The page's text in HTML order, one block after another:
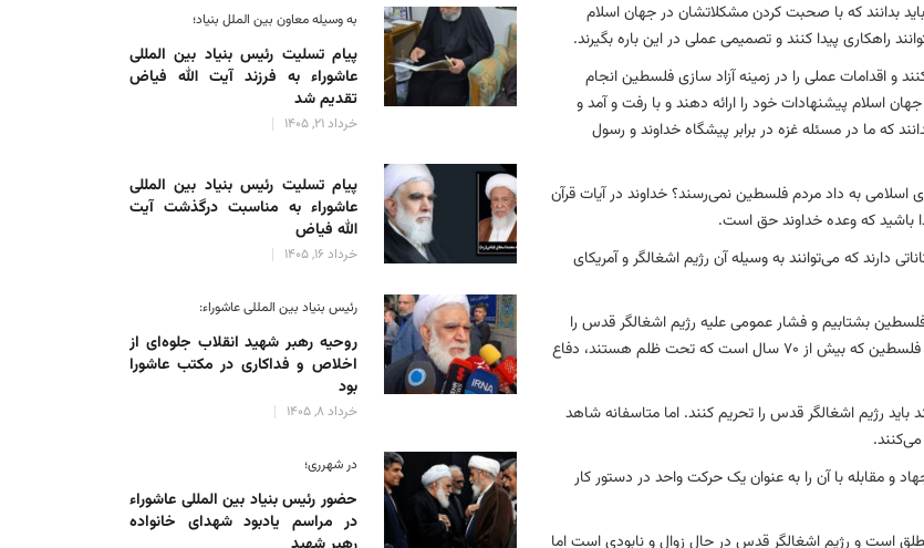
باید بدانند که با صحبت کردن مشکلاتشان در جهان اسلام
راهکاری پیدا کنند و تصمیمی عملی در این باره بگیرند.
و اقدامات عملی را در زمینه آزاد سازی فلسطین انجام
اسلام پیشنهادات خود را ارائه دهند و با رفت‌ و آمد و
که ما در مسئله غزه در برابر پیشگاه خداوند و رسول
به داد مردم فلسطین نمی‌رسند؟ خداوند در آیات قرآن
باشید که وعده خداوند حق است.
دارند که می‌توانند به وسیله آن رژیم اشغالگر و آمریکای
بشتابیم و فشار عمومی علیه رژیم اشغالگر قدس را
بالا ببریم، گفت:تلاش کنیم تا در سازمان‌های بین المللی از حق مسلمانان فلسطین که بیش از 70 سال است که تحت ظلم هستند، دفاع
رژیم اشغالگر قدس را تحریم کنند. اما متاسفانه شاهد
و مقابله با آن را به عنوان یک حرکت واحد در دستور کار
است و رژیم اشغالگر قدس در حال زوال و نابودی است اما
به وسیله معاون بین الملل بنیاد؛
پیام تسلیت رئیس بنیاد بین المللی
عاشوراء به فرزند آیت الله فیاض
تقدیم شد
خرداد 21, 1405
پیام تسلیت رئیس بنیاد بین المللی
عاشوراء به مناسبت درگذشت آیت
الله فیاض
خرداد 16, 1405
رئیس بنیاد بین المللی عاشوراء:
روحیه رهبر شهید انقلاب جلوه‌ای از
اخلاص و فداکاری در مکتب عاشورا
بود
خرداد 8, 1405
در شهرری؛
حضور رئیس بنیاد بین المللی عاشوراء
در مراسم یادبود شهدای خانواده